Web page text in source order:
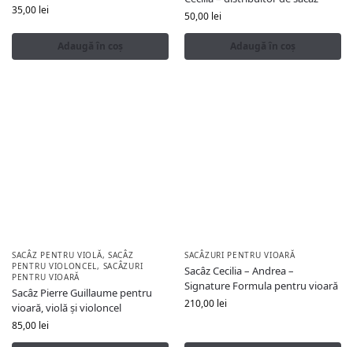
35,00 lei
Adaugă în coș
50,00 lei
Adaugă în coș
SACÂZ PENTRU VIOLĂ,SACÂZ
PENTRU VIOLONCEL, SACÂZURI
PENTRU VIOARĂ
Sacâz Pierre Guillaume pentru
vioară, violă și violoncel
85,00 lei
SACÂZURI PENTRU VIOARĂ
Sacâz Cecilia – Andrea –
Signature Formula pentru vioară
210,00 lei